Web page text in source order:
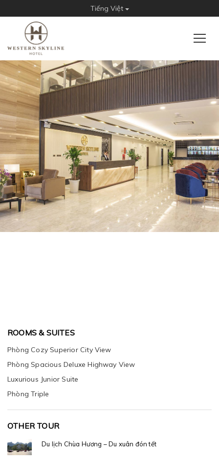
Tiếng Việt
ROOMS & SUITES
Phòng Cozy Superior City View
Phòng Spacious Deluxe Highway View
Luxurious Junior Suite
Phòng Triple
OTHER TOUR
Du lịch Chùa Hương – Du xuân đón tết